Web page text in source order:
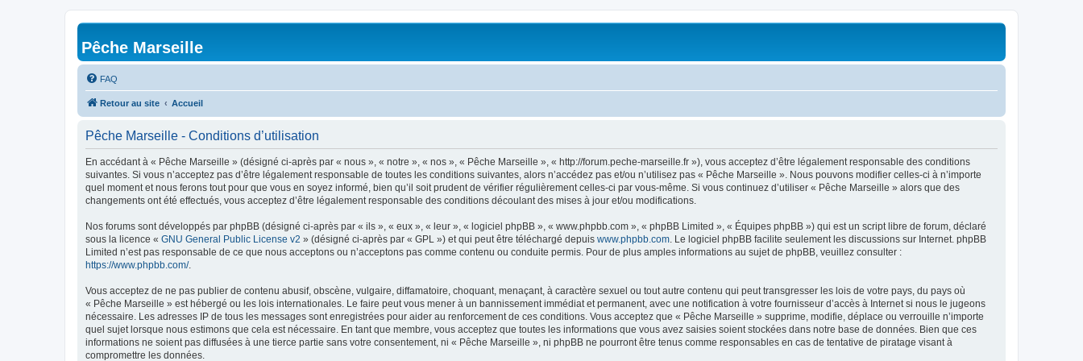
Pêche Marseille
FAQ
Retour au site Accueil
Pêche Marseille - Conditions d’utilisation
En accédant à « Pêche Marseille » (désigné ci-après par « nous », « notre », « nos », « Pêche Marseille », « http://forum.peche-marseille.fr »), vous acceptez d’être légalement responsable des conditions
suivantes. Si vous n’acceptez pas d’être légalement responsable de toutes les conditions suivantes, alors n’accédez pas et/ou n’utilisez pas « Pêche Marseille ». Nous pouvons modifier celles-ci à n’importe
quel moment et nous ferons tout pour que vous en soyez informé, bien qu’il soit prudent de vérifier régulièrement celles-ci par vous-même. Si vous continuez d’utiliser « Pêche Marseille » alors que des
changements ont été effectués, vous acceptez d’être légalement responsable des conditions découlant des mises à jour et/ou modifications.
Nos forums sont développés par phpBB (désigné ci-après par « ils », « eux », « leur », « logiciel phpBB », « www.phpbb.com », « phpBB Limited », « Équipes phpBB ») qui est un script libre de forum, déclaré
sous la licence « GNU General Public License v2 » (désigné ci-après par « GPL ») et qui peut être téléchargé depuis www.phpbb.com. Le logiciel phpBB facilite seulement les discussions sur Internet. phpBB
Limited n’est pas responsable de ce que nous acceptons ou n’acceptons pas comme contenu ou conduite permis. Pour de plus amples informations au sujet de phpBB, veuillez consulter :
https://www.phpbb.com/.
Vous acceptez de ne pas publier de contenu abusif, obscène, vulgaire, diffamatoire, choquant, menaçant, à caractère sexuel ou tout autre contenu qui peut transgresser les lois de votre pays, du pays où
« Pêche Marseille » est hébergé ou les lois internationales. Le faire peut vous mener à un bannissement immédiat et permanent, avec une notification à votre fournisseur d’accès à Internet si nous le jugeons
nécessaire. Les adresses IP de tous les messages sont enregistrées pour aider au renforcement de ces conditions. Vous acceptez que « Pêche Marseille » supprime, modifie, déplace ou verrouille n’importe
quel sujet lorsque nous estimons que cela est nécessaire. En tant que membre, vous acceptez que toutes les informations que vous avez saisies soient stockées dans notre base de données. Bien que ces
informations ne soient pas diffusées à une tierce partie sans votre consentement, ni « Pêche Marseille », ni phpBB ne pourront être tenus comme responsables en cas de tentative de piratage visant à
compromettre les données.